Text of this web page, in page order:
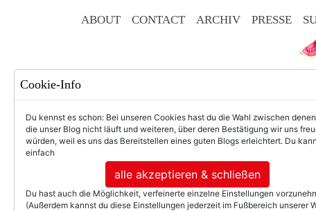
ABOUT CONTACT ARCHIV PRESSE
Cookie-Info
Du kennst es schon: Bei unseren Cookies hast du die Wahl zwischen
die unser Blog nicht läuft und weiteren, über deren Bestätigung wir uns
würden, weil es uns das Bereitstellen eines guten Blogs erleichtert. Du
einfach
alle akzeptieren & schließen
Du hast auch die Möglichkeit, verfeinerte einzelne Einstellungen
(Außerdem kannst du diese Einstellungen jederzeit im Fußbereich unserer